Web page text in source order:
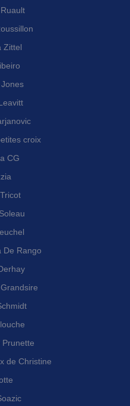
Zittel
croix
CG
De Rango
Prunette
de Christine